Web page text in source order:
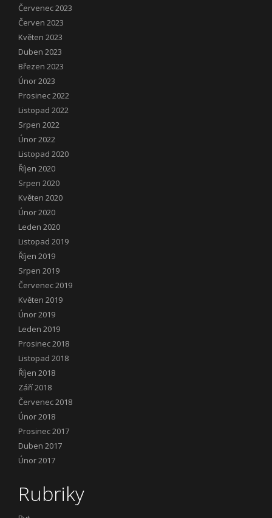
Červenec 2023
Červen 2023
Květen 2023
Duben 2023
Březen 2023
Únor 2023
Prosinec 2022
Listopad 2022
Srpen 2022
Únor 2022
Listopad 2020
Říjen 2020
Srpen 2020
Květen 2020
Únor 2020
Leden 2020
Listopad 2019
Říjen 2019
Srpen 2019
Červenec 2019
Květen 2019
Únor 2019
Leden 2019
Prosinec 2018
Listopad 2018
Říjen 2018
Září 2018
Červenec 2018
Únor 2018
Prosinec 2017
Duben 2017
Únor 2017
Rubriky